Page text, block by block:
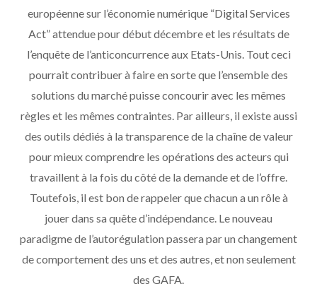
européenne sur l’économie numérique “Digital Services
Act” attendue pour début décembre et les résultats de
l’enquête de l’anticoncurrence aux Etats-Unis. Tout ceci
pourrait contribuer à faire en sorte que l’ensemble des
solutions du marché puisse concourir avec les mêmes
règles et les mêmes contraintes. Par ailleurs, il existe aussi
des outils dédiés à la transparence de la chaîne de valeur
pour mieux comprendre les opérations des acteurs qui
travaillent à la fois du côté de la demande et de l’offre.
Toutefois, il est bon de rappeler que chacun a un rôle à
jouer dans sa quête d’indépendance. Le nouveau
paradigme de l’autorégulation passera par un changement
de comportement des uns et des autres, et non seulement
des GAFA.